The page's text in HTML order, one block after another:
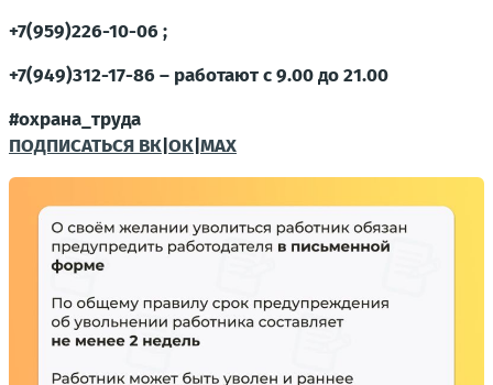
+7(959)226-10-06 ;
+7(949)312-17-86 – работают с 9.00 до 21.00
#охрана_труда
ПОДПИСАТЬСЯ ВК ОК МАХ